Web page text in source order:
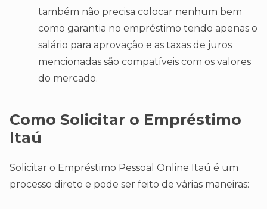
também não precisa colocar nenhum bem
como garantia no empréstimo tendo apenas o
salário para aprovação e as taxas de juros
mencionadas são compatíveis com os valores
do mercado.
Como Solicitar o Empréstimo
Itaú
Solicitar o Empréstimo Pessoal Online Itaú é um
processo direto e pode ser feito de várias maneiras: